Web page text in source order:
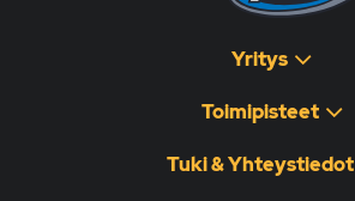
Yritys
Toimipisteet
Tuki & Yhteystiedot